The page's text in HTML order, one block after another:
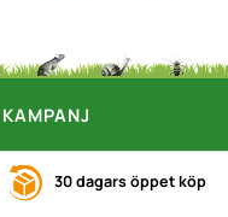
KAMPANJ
30 dagars öppet köp